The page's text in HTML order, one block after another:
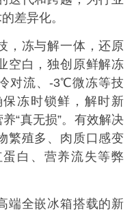
差异化。
冻与解一体，还原
空白，独创原鲜解冻
对流、-3℃微冻等技
冻时锁鲜，解时新
“真无损”。有效解决
繁殖多、肉质口感变
白、营养流失等弊
全嵌冰箱搭载的新